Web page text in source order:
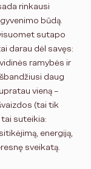
rinkausi
būdą.
sutapo
darau dėl savęs:
ramybės ir
daug
vieną –
(tai tik
suteikia:
energiją,
sveikatą.